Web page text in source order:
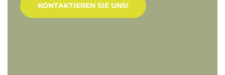
KONTAKTIEREN SIE UNS!